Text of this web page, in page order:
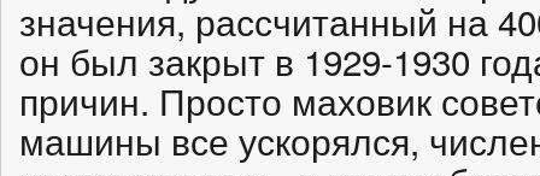
значения, рассчитанный на
он был закрыт в 1929-1930
причин. Просто маховик
машины все ускорялся,